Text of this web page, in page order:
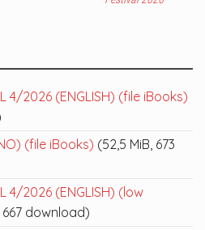
4/2026 (ENGLISH) (file iBooks)
(file iBooks) (52,5 MiB, 673
4/2026 (ENGLISH) (low
667 download)